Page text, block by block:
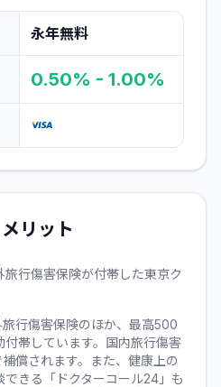
永年無料
0.50% - 1.00%
リット
行傷害保険が付帯した東京ク
行傷害保険のほか、最高500
帯しています。国内旅行傷害
償されます。また、健康上の
きる「ドクターコール24」も